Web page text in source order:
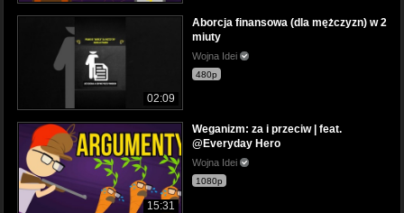
02:09
Aborcja finansowa (dla mężczyzn) w 2
miuty
Wojna Idei
480p
15:31
Weganizm: za i przeciw | feat.
@Everyday Hero
Wojna Idei
1080p